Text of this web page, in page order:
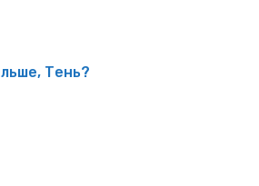
Тень?